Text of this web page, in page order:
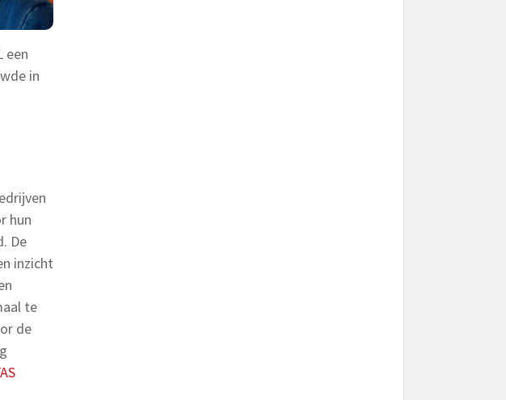
een
in
hun
De
inzicht
te
de